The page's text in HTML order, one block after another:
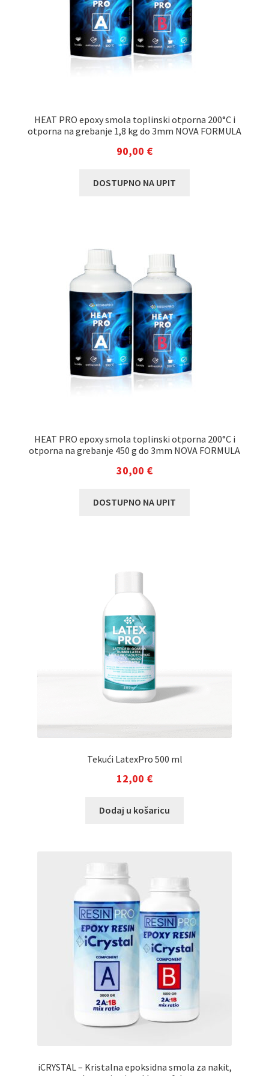
HEAT PRO epoxy smola toplinski otporna 200°C i
otporna na grebanje 1,8 kg do 3mm NOVA FORMULA
90,00 €
DOSTUPNO NA UPIT
HEAT PRO epoxy smola toplinski otporna 200°C i
otporna na grebanje 450 g do 3mm NOVA FORMULA
30,00 €
DOSTUPNO NA UPIT
Tekući LatexPro 500 ml
12,00 €
Dodaj u košaricu
iCRYSTAL – Kristalna epoksidna smola za nakit,